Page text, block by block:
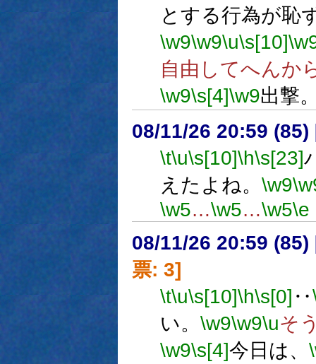
とする行為が恥
\w9\w9\u\s[10]
自由してへんか
\w9\s[4]\w9出撃
08/11/26 20:59 (85)
\t\u\s[10]\h\s[23]
えたよね。 \w9
\w5…\w5…\w5\e
08/11/26 20:59 (85)
票: 3]
\t\u\s[10]\h\s[0] ‥
い。 \w9\w9\uそ
\w9\s[4]今日は、